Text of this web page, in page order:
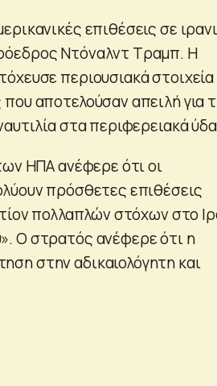
επιθέσεις σε
Ντόναλντ Τραμπ. Η
περιουσιακά στοιχεία
αποτελούσαν απειλή για
στα περιφερειακά
ΗΠΑ ανέφερε ότι οι
πρόσθετες επιθέσεις
πολλαπλών στόχων στο
Ο στρατός ανέφερε ότι η
στην αδικαιολόγητη και